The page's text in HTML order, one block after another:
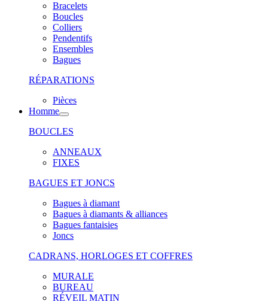
Bracelets
Boucles
Colliers
Pendentifs
Ensembles
Bagues
RÉPARATIONS
Pièces
Homme
BOUCLES
ANNEAUX
FIXES
BAGUES ET JONCS
Bagues à diamant
Bagues à diamants & alliances
Bagues fantaisies
Joncs
CADRANS, HORLOGES ET COFFRES
MURALE
BUREAU
RÉVEIL MATIN